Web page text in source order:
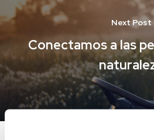
Next Post
Conectamos a las